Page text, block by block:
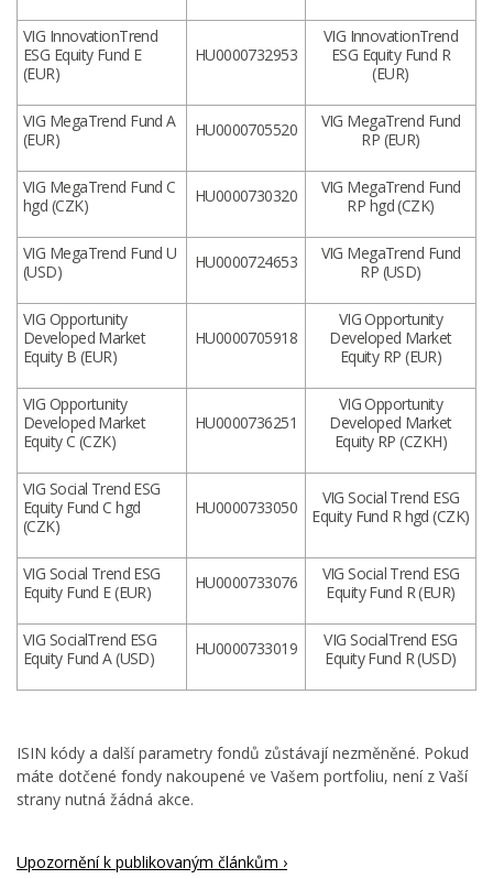
VIG InnovationTrend
ESG Equity Fund E
(EUR)
HU0000732953
VIG InnovationTrend
ESG Equity Fund R
(EUR)
VIG MegaTrend Fund A
(EUR)
HU0000705520
VIG MegaTrend Fund
RP (EUR)
VIG MegaTrend Fund C
hgd (CZK)
HU0000730320
VIG MegaTrend Fund
RP hgd (CZK)
VIG MegaTrend Fund U
(USD)
HU0000724653
VIG MegaTrend Fund
RP (USD)
VIG Opportunity
Developed Market
Equity B (EUR)
HU0000705918
VIG Opportunity
Developed Market
Equity RP (EUR)
VIG Opportunity
Developed Market
Equity C (CZK)
HU0000736251
VIG Opportunity
Developed Market
Equity RP (CZKH)
VIG Social Trend ESG
Equity Fund C hgd
(CZK)
HU0000733050
VIG Social Trend ESG
Equity Fund R hgd (CZK)
VIG Social Trend ESG
Equity Fund E (EUR)
HU0000733076
VIG Social Trend ESG
Equity Fund R (EUR)
VIG SocialTrend ESG
Equity Fund A (USD)
HU0000733019
VIG SocialTrend ESG
Equity Fund R (USD)
ISIN kódy a další parametry fondů zůstávají nezměněné. Pokud
máte dotčené fondy nakoupené ve Vašem portfoliu, není z Vaší
strany nutná žádná akce.
Upozornění k publikovaným článkům ›